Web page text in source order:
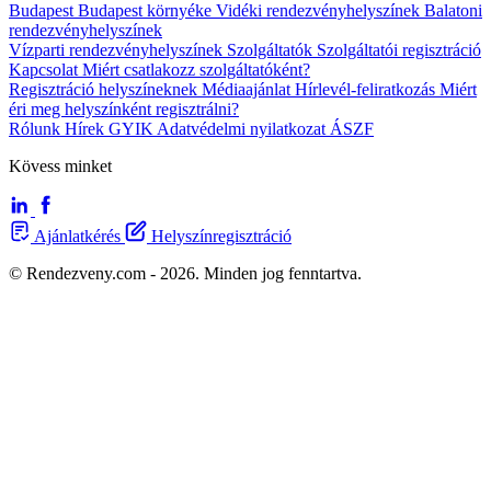
Budapest Budapest környéke Vidéki rendezvényhelyszínek Balatoni
rendezvényhelyszínek
Vízparti rendezvényhelyszínek Szolgáltatók Szolgáltatói regisztráció
Kapcsolat Miért csatlakozz szolgáltatóként?
Regisztráció helyszíneknek Médiaajánlat Hírlevél-feliratkozás Miért
éri meg helyszínként regisztrálni?
Rólunk Hírek GYIK Adatvédelmi nyilatkozat ÁSZF
Kövess minket
Ajánlatkérés
Helyszínregisztráció
© Rendezveny.com - 2026. Minden jog fenntartva.